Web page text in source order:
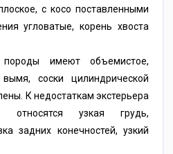
с косо поставленными
угловатые, корень хвоста
имеют объемистое,
соски цилиндрической
К недостаткам экстерьера
относятся узкая грудь,
задних конечностей, узкий